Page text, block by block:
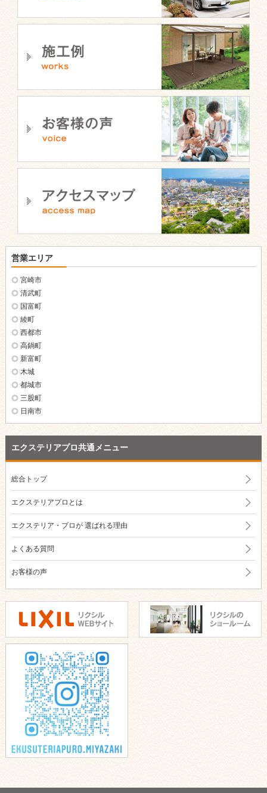
エクステリアプロ共通メニュー
総合トップ
エクステリアプロとは
エクステリア・プロが選ばれる理由
よくある質問
お客様の声
営業エリア
宮崎市
清武町
国富町
綾町
西都市
高鍋町
新富町
木城
都城市
三股町
日南市